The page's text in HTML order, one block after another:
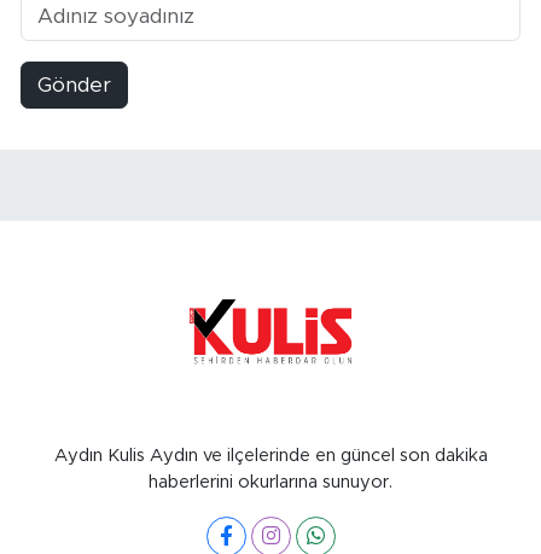
Gönder
Aydın Kulis Aydın ve ilçelerinde en güncel son dakika
haberlerini okurlarına sunuyor.